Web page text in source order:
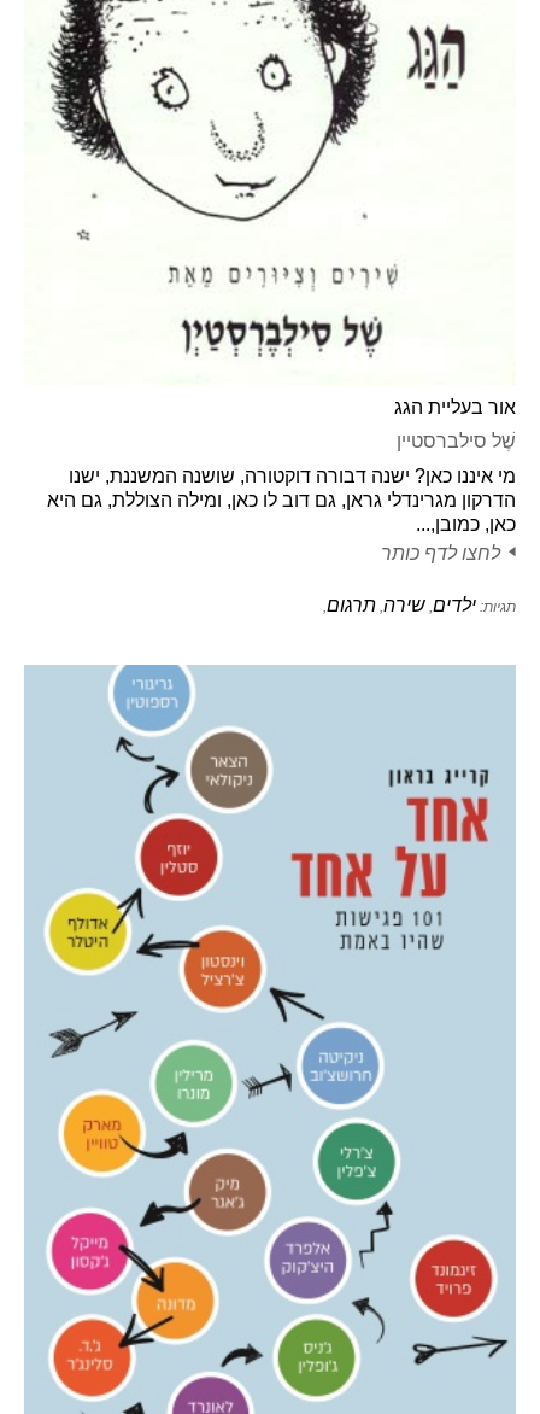
אור בעליית הגג
שֶׁל סילברסטיין
מי איננו כאן? ישנה דבורה דוקטורה, שושנה המשננת, ישנו
הדרקון מגרינדלי גראן, גם דוב לו כאן, ומילה הצוללת, גם היא
כאן, כמובן,...
לחצו לדף כותר
תגיות: ילדים שירה תרגום